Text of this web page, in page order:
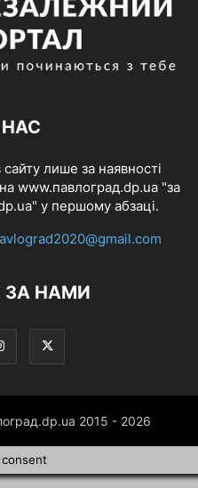
лише за наявності
www.павлоград.dp.ua "за
у першому абзаці.
ЗА НАМИ
2015 - 2026